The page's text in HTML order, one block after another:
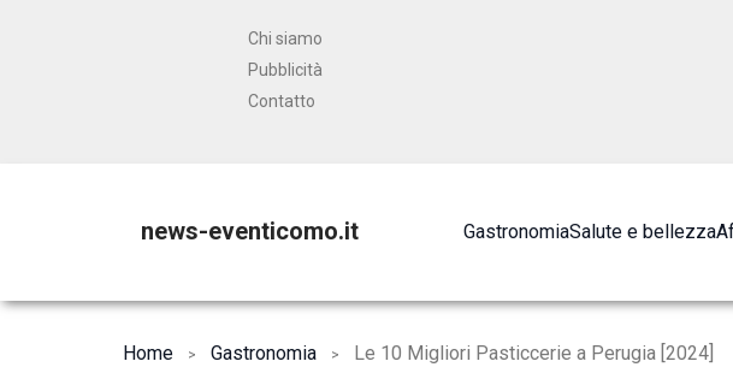
Chi siamo
Pubblicità
Contatto
news-eventicomo.it GastronomiaSalute e bellezza
Home Gastronomia Le 10 Migliori Pasticcerie a Perugia [2024]